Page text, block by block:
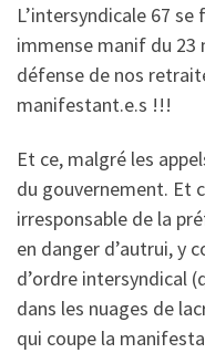
L’intersyndicale 67
immense manif du 23
défense de nos
manifestant.e.s !!!
Et ce, malgré les
du gouvernement. Et
irresponsable de la
en danger d’autrui, y
d’ordre intersyndical
dans les nuages de
qui coupe la